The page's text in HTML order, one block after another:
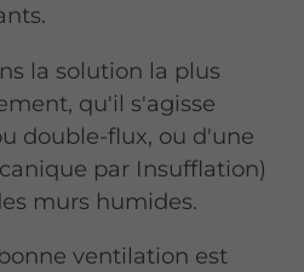
la solution la plus
qu'il s'agisse
double-flux, ou d'une
par Insufflation)
murs humides.
ventilation est